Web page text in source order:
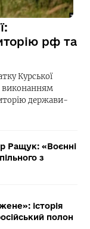
рф та
Курської
виконанням
держави-
Ращук: «Воєнні
з
історія
полон